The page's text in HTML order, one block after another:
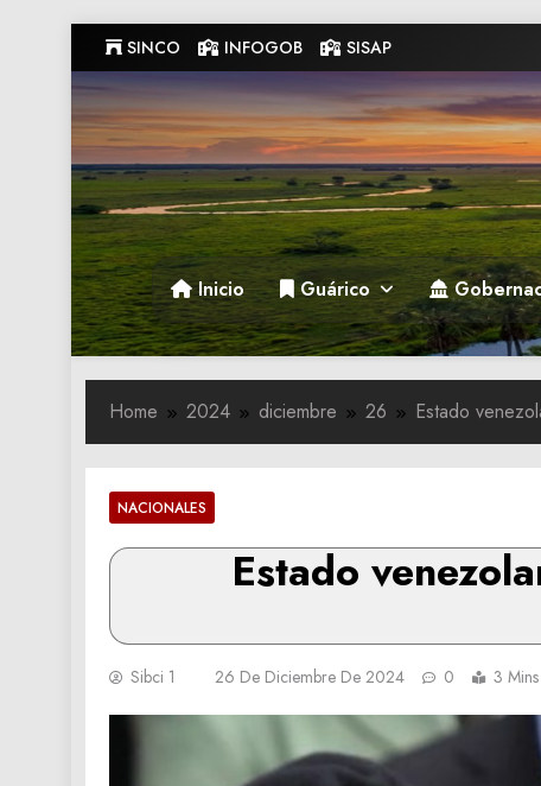
to
content
SINCO INFOGOB SISAP
Gobernacion de Guarico
Gobernacion de Guarico
Inicio Guárico
Home 2024 diciembre 26 Estado
NACIONALES
Estado
Sibci 1 26 De Diciembre De 2024 0 3 Mins